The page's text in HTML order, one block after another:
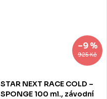
925 Kč
–9 %
STAR NEXT RACE COLD –
SPONGE 100 ml., závodní